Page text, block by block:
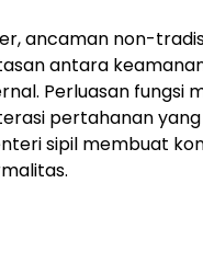
ancaman non-
antara
Perluasan fungsi
pertahanan
sipil membuat